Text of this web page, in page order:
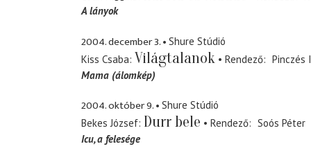
A lányok
2004. december 3.
Shure Stúdió
Kiss Csaba Világtalanok Rendező
Pinczés
Mama (álomkép)
2004. október 9.
Shure Stúdió
Bekes József Durr bele Rendező
Soós Péter
Icu a felesége